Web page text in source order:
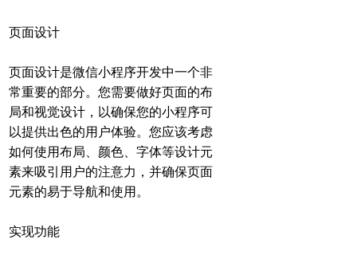
页面设计
页面设计是微信小程序开发中一个非
常重要的部分。您需要做好页面的布
局和视觉设计，以确保您的小程序可
以提供出色的用户体验。您应该考虑
如何使用布局、颜色、字体等设计元
素来吸引用户的注意力，并确保页面
元素的易于导航和使用。
实现功能